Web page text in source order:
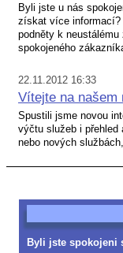
Byli jste u nás
získat více informací?
podněty k
spokojeného
22.11.2012 16:33
Vítejte na našem
Spustili jsme novou
výčtu služeb i
nebo nových
Byli jste spokojeni